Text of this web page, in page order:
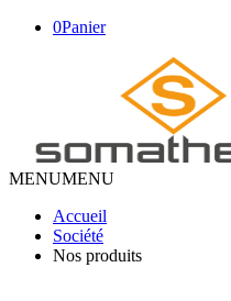
0Panier
MENUMENU
Accueil
Société
Nos produits